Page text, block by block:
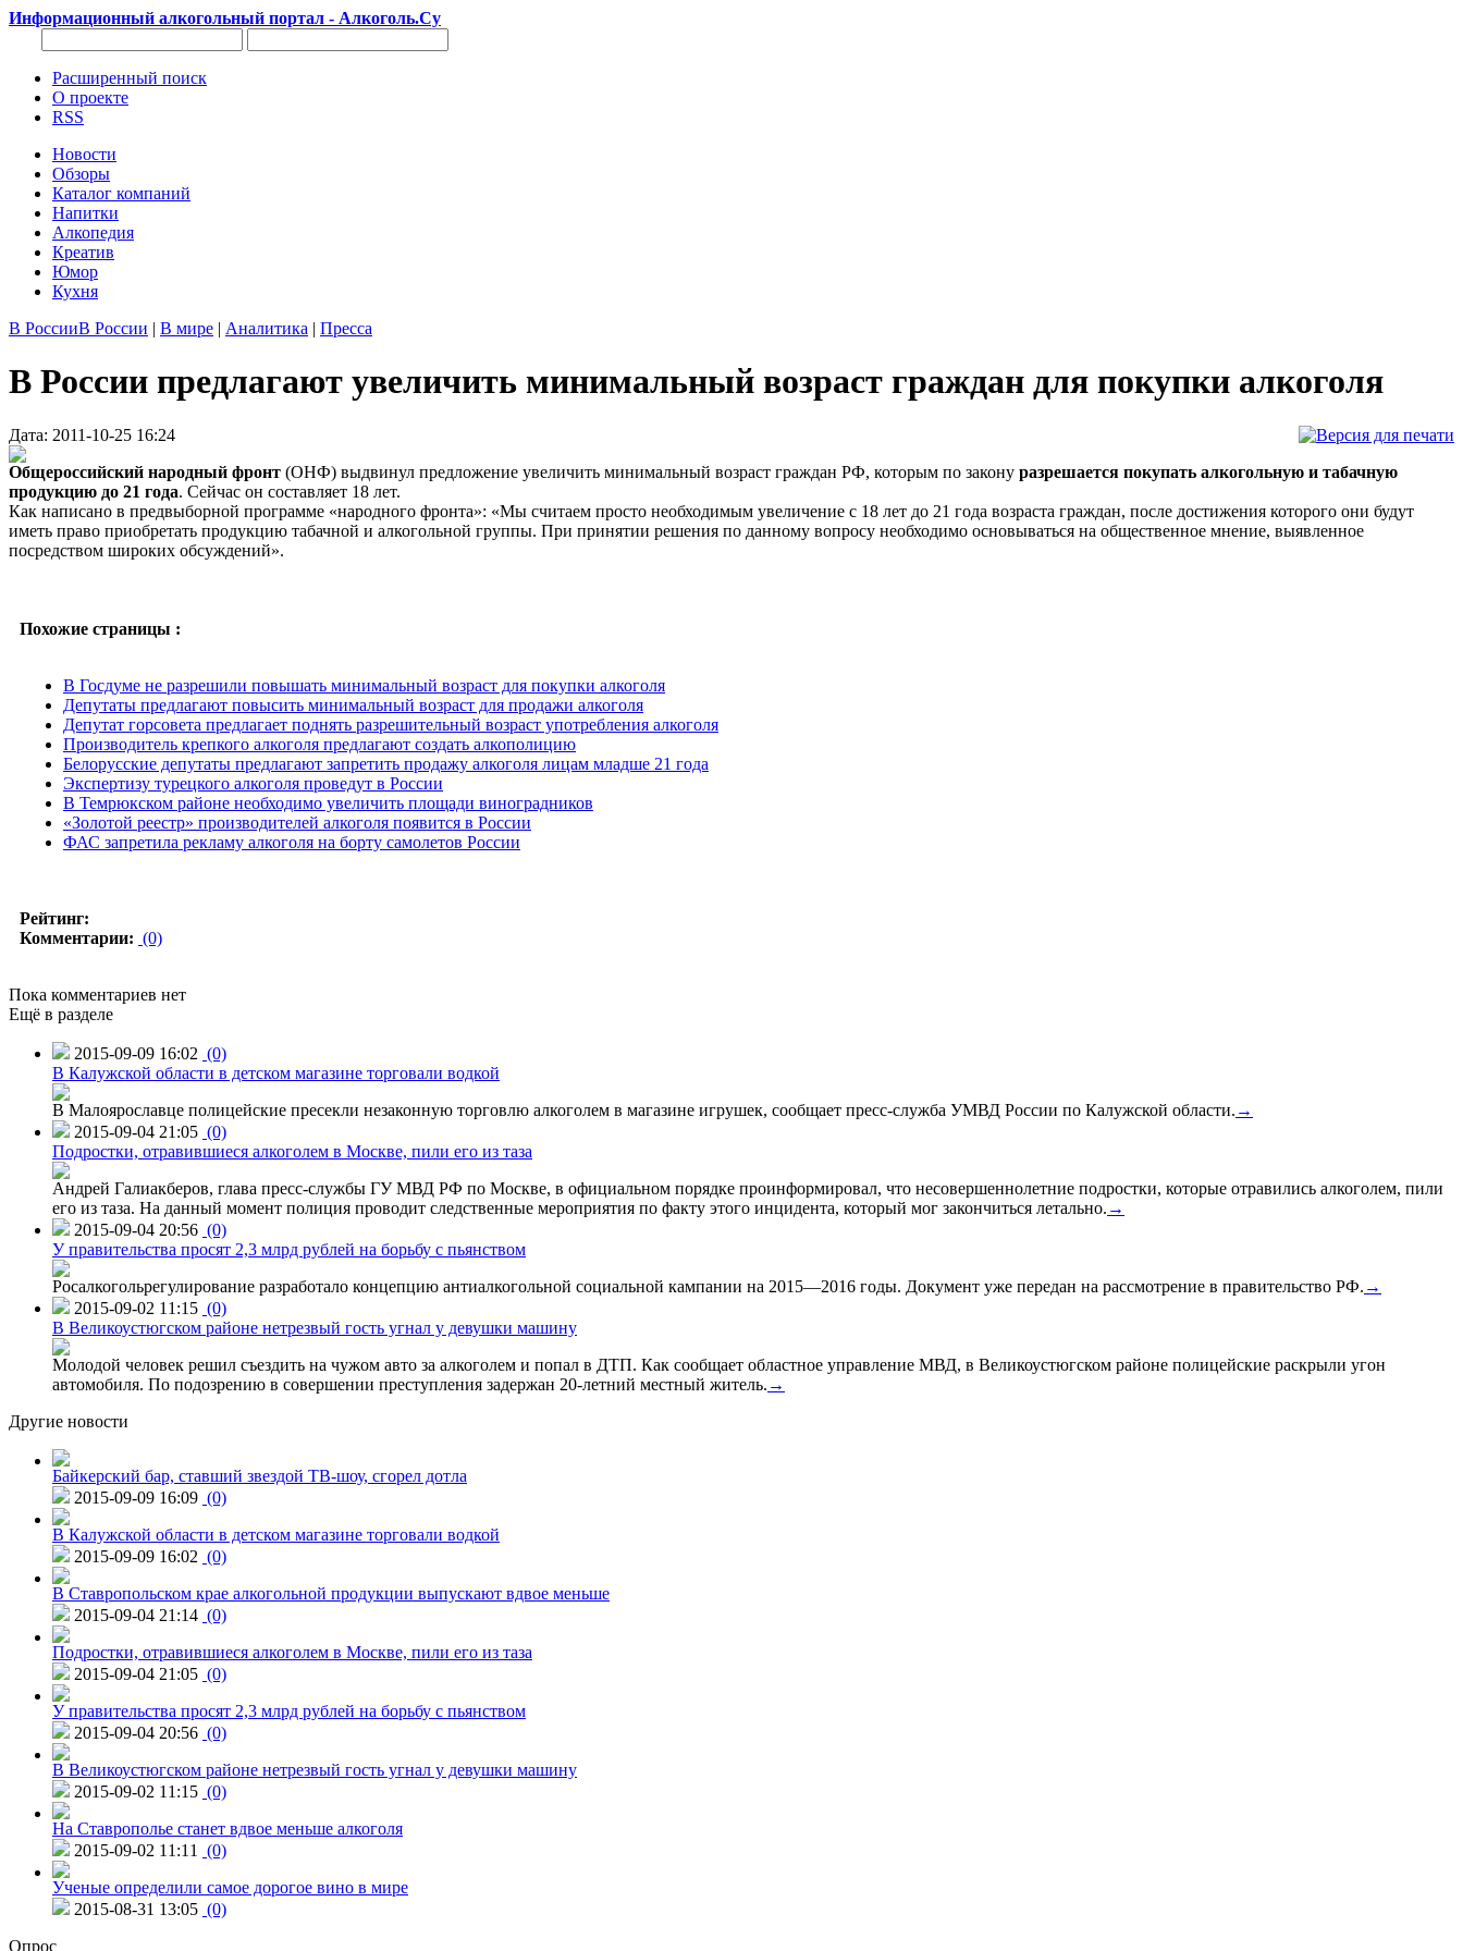
Информационный алкогольный портал - Алкоголь.Су
Расширенный поиск
О проекте
RSS
Новости
Обзоры
Каталог компаний
Напитки
Алкопедия
Креатив
Юмор
Кухня
В РоссииВ России | В мире | Аналитика | Пресса
В России предлагают увеличить минимальный возраст граждан для покупки алкоголя
Дата: 2011-10-25 16:24
Общероссийский народный фронт (ОНФ) выдвинул предложение увеличить минимальный возраст граждан РФ, которым по закону разрешается покупать алкогольную и табачную
продукцию до 21 года. Сейчас он составляет 18 лет.
Как написано в предвыборной программе «народного фронта»: «Мы считаем просто необходимым увеличение с 18 лет до 21 года возраста граждан, после достижения которого они будут
иметь право приобретать продукцию табачной и алкогольной группы. При принятии решения по данному вопросу необходимо основываться на общественное мнение, выявленное
посредством широких обсуждений».
Похожие страницы :
В Госдуме не разрешили повышать минимальный возраст для покупки алкоголя
Депутаты предлагают повысить минимальный возраст для продажи алкоголя
Депутат горсовета предлагает поднять разрешительный возраст употребления алкоголя
Производитель крепкого алкоголя предлагают создать алкополицию
Белорусские депутаты предлагают запретить продажу алкоголя лицам младше 21 года
Экспертизу турецкого алкоголя проведут в России
В Темрюкском районе необходимо увеличить площади виноградников
«Золотой реестр» производителей алкоголя появится в России
ФАС запретила рекламу алкоголя на борту самолетов России
Рейтинг:
Комментарии: (0)
Пока комментариев нет
Ещё в разделе
2015-09-09 16:02 (0)
В Калужской области в детском магазине торговали водкой
В Малоярославце полицейские пресекли незаконную торговлю алкоголем в магазине игрушек, сообщает пресс-служба УМВД России по Калужской области. →
2015-09-04 21:05 (0)
Подростки, отравившиеся алкоголем в Москве, пили его из таза
Андрей Галиакберов, глава пресс-службы ГУ МВД РФ по Москве, в официальном порядке проинформировал, что несовершеннолетние подростки, которые отравились алкоголем, пили
его из таза. На данный момент полиция проводит следственные мероприятия по факту этого инцидента, который мог закончиться летально. →
2015-09-04 20:56 (0)
У правительства просят 2,3 млрд рублей на борьбу с пьянством
Росалкогольрегулирование разработало концепцию антиалкогольной социальной кампании на 2015—2016 годы. Документ уже передан на рассмотрение в правительство РФ. →
2015-09-02 11:15 (0)
В Великоустюгском районе нетрезвый гость угнал у девушки машину
Молодой человек решил съездить на чужом авто за алкоголем и попал в ДТП. Как сообщает областное управление МВД, в Великоустюгском районе полицейские раскрыли угон
автомобиля. По подозрению в совершении преступления задержан 20-летний местный житель. →
Другие новости
Байкерский бар, ставший звездой ТВ-шоу, сгорел дотла
2015-09-09 16:09 (0)
В Калужской области в детском магазине торговали водкой
2015-09-09 16:02 (0)
В Ставропольском крае алкогольной продукции выпускают вдвое меньше
2015-09-04 21:14 (0)
Подростки, отравившиеся алкоголем в Москве, пили его из таза
2015-09-04 21:05 (0)
У правительства просят 2,3 млрд рублей на борьбу с пьянством
2015-09-04 20:56 (0)
В Великоустюгском районе нетрезвый гость угнал у девушки машину
2015-09-02 11:15 (0)
На Ставрополье станет вдвое меньше алкоголя
2015-09-02 11:11
(0)
Ученые определили самое дорогое вино в мире
2015-08-31 13:05 (0)
Опрос